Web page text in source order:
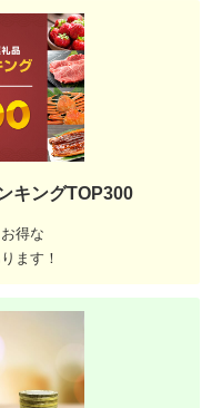
キングTOP300
得な
ます！